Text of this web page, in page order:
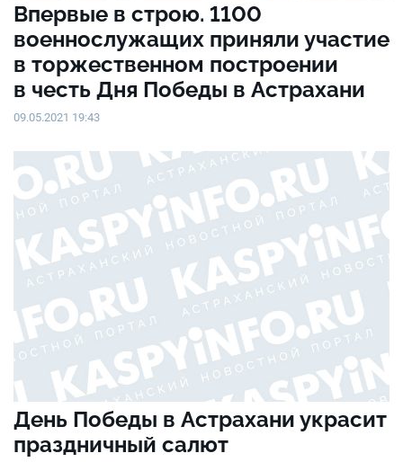
Впервые в строю. 1100
военнослужащих приняли участие
в торжественном построении
в честь Дня Победы в Астрахани
09.05.2021 19:43
День Победы в Астрахани украсит
праздничный салют